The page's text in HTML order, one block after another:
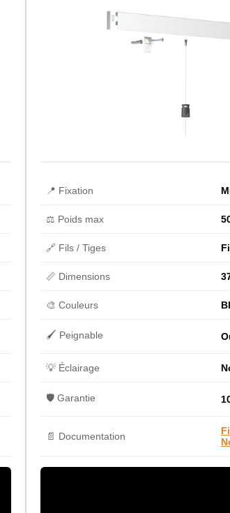
📍 Fixation
⚖️ Poids max
🔗 Fils / Tiges
📏 Dimensions
🎨 Couleurs
🖌️ Peignable
💡 Éclairage
🛡️ Garantie
📄 Documentation